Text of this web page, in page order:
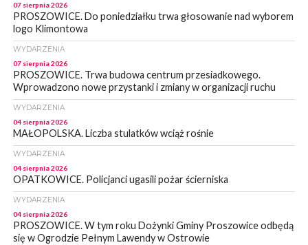
07 sierpnia 2026
PROSZOWICE. Do poniedziałku trwa głosowanie nad wyborem
logo Klimontowa
WYDARZENIA
07 sierpnia 2026
PROSZOWICE. Trwa budowa centrum przesiadkowego.
Wprowadzono nowe przystanki i zmiany w organizacji ruchu
WYDARZENIA
04 sierpnia 2026
MAŁOPOLSKA. Liczba stulatków wciąż rośnie
WYDARZENIA
04 sierpnia 2026
OPATKOWICE. Policjanci ugasili pożar ścierniska
WYDARZENIA
04 sierpnia 2026
PROSZOWICE. W tym roku Dożynki Gminy Proszowice odbędą
się w Ogrodzie Pełnym Lawendy w Ostrowie